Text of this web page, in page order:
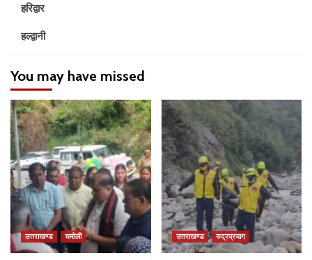
हरिद्वार
हल्द्वानी
You may have missed
उत्तराखण्ड चमोली उत्तराखण्ड रुद्रप्रयाग